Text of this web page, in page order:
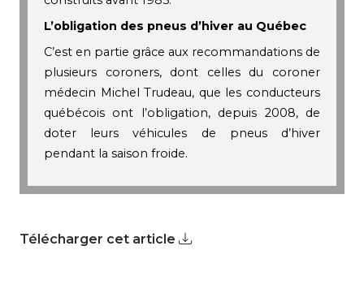
L’obligation des pneus d’hiver au Québec
C’est en partie grâce aux recommandations de
plusieurs coroners, dont celles du coroner
médecin Michel Trudeau, que les conducteurs
québécois ont l’obligation, depuis 2008, de
doter leurs véhicules de pneus d’hiver
pendant la saison froide.
Télécharger cet article